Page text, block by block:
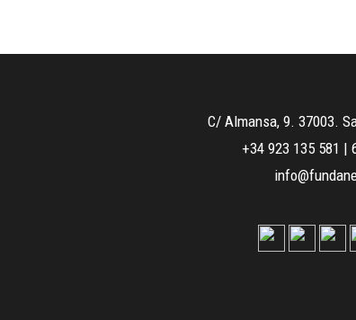
C/ Almansa, 9. 37003.
+34 923 135 581 |